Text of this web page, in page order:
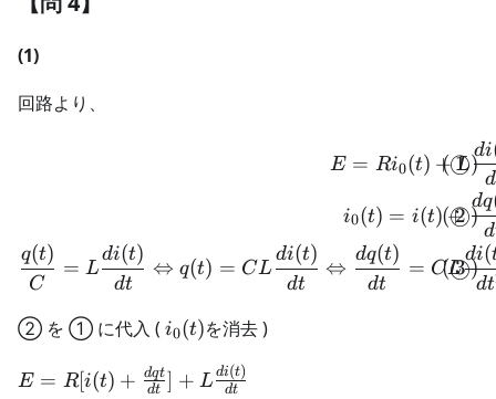
(1)
回路より、
\begin{align} E =
E = Ri0(t) + L
d
di
i0(t) = i(t) +
d
dq
C
q(t)
= L
dt
di(t)
⇔ q(t) = CL
dt
di(t)
⇔
dt
dq(t)
= CL
dt
di(
( 1
◯)
( 2
◯)
( 3
◯)
② を ① に代入 ( i_0(t)
i0(t)を消去 )
E = R[i(t) +
E = R[i(t) + dt
dqt] + L dt
di(t)